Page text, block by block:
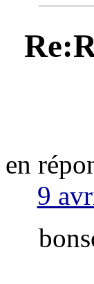
en
9